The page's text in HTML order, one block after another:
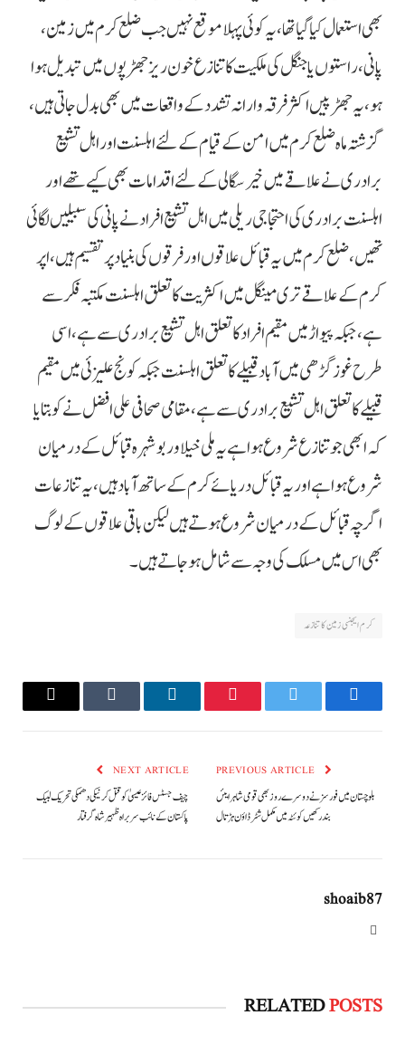
بھی استعمال کیا گیا تھا، یہ کوئی پہلا موقع نہیں جب ضلع کرم میں زمین،
پانی، راستوں یا جنگل کی ملکیت کا تنازع خون ریز جھڑپوں میں تبدیل ہوا
ہو، یہ جھڑپیں اکثر فرقہ وارانہ تشدد کے واقعات میں بھی بدل جاتی ہیں،
گزشتہ ماہ ضلع کرم میں امن کے قیام کے لئے اہلسنت اور اہل تشیع
برادری نے علاقے میں خیر سگالی کے لئے اقدامات بھی کیے تھے اور
اہلسنت برادری کی احتجاجی ریلی میں اہل تشیع افراد نے پانی کی سبیلیں لگائی
تھیں، ضلع کرم میں یہ قبائل علاقوں اور فرقوں کی بنیاد پر تقسیم ہیں، اپر
کرم کے علاقے تری مینگل میں اکثریت کا تعلق اہلسنت مکتبہ فکر سے
ہے، جبکہ پیواڑ میں مقیم افراد کا تعلق اہل تشیع برادری سے ہے، اسی
طرح غوز گڑھی میں آباد قبیلے کا تعلق اہلسنت جبکہ کونج علیزئی میں مقیم
قبیلے کا تعلق اہل تشیع برادری سے ہے، مقامی صحافی علی افضل نے کو بتایا
کہ ابھی جو تنازع شروع ہوا ہے یہ ملی خیلاور بوشہرہ قبائل کے درمیان
شروع ہوا ہے اور یہ قبائل دریائے کرم کے ساتھ آباد ہیں، یہ تنازعات
اگرچہ قبائل کے درمیان شروع ہوتے ہیں لیکن باقی علاقوں کے لوگ
بھی اس میں مسلک کی وجہ سے شامل ہوجاتے ہیں۔
کرم ایجنسی زمین کا تنازعہ
Facebook
Twitter
Pinterest
LinkedIn
Tumblr
Email
بلوچستان میں فورسز نے دوسرے روز بھی قومی شاہرایئں
بند رکھیں کوئٹہ میں مکمل شٹرڈاؤن ہڑتال
NEXT ARTICLE
چیف جسٹس فائز عیسیٰ کو قتل کرنیکی دھمکی تحریک لبیک
پاکستان کے نائب سربراہ ظہیر شاہ گرفتار
shoaib87
RELATEDPOSTS